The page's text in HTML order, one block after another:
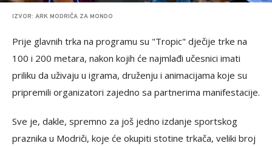
IZVOR: ARK MODRIČA ZA MONDO
Prije glavnih trka na programu su "Tropic" dječije trke na
100 i 200 metara, nakon kojih će najmlađi učesnici imati
priliku da uživaju u igrama, druženju i animacijama koje su
pripremili organizatori zajedno sa partnerima manifestacije.
Sve je, dakle, spremno za još jedno izdanje sportskog
praznika u Modriči, koje će okupiti stotine trkača, veliki broj